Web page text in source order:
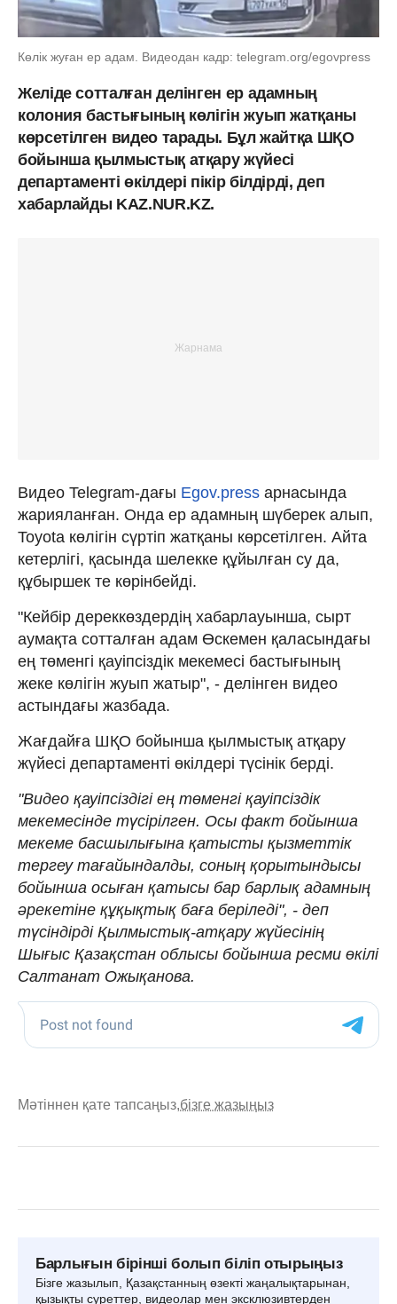
Көлік жуған ер адам. Видеодан кадр: telegram.org/egovpress
Желіде сотталған делінген ер адамның
колония бастығының көлігін жуып жатқаны
көрсетілген видео тарады. Бұл жайтқа ШҚО
бойынша қылмыстық атқару жүйесі
департаменті өкілдері пікір білдірді, деп
хабарлайды KAZ.NUR.KZ.
Видео Telegram-дағы Egov.press арнасында
жарияланған. Онда ер адамның шүберек алып,
Toyota көлігін сүртіп жатқаны көрсетілген. Айта
кетерлігі, қасында шелекке құйылған су да,
құбыршек те көрінбейді.
"Кейбір дереккөздердің хабарлауынша, сырт
аумақта сотталған адам Өскемен қаласындағы
ең төменгі қауіпсіздік мекемесі бастығының
жеке көлігін жуып жатыр", - делінген видео
астындағы жазбада.
Жағдайға ШҚО бойынша қылмыстық атқару
жүйесі департаменті өкілдері түсінік берді.
"Видео қауіпсіздігі ең төменгі қауіпсіздік
мекемесінде түсірілген. Осы факт бойынша
мекеме басшылығына қатысты қызметтік
тергеу тағайындалды, соның қорытындысы
бойынша осыған қатысы бар барлық адамның
әрекетіне құқықтық баға беріледі", - деп
түсіндірді Қылмыстық-атқару жүйесінің
Шығыс Қазақстан облысы бойынша ресми өкілі
Салтанат Ожықанова.
Мәтіннен қате тапсаңыз,бізге жазыңыз
Барлығын бірінші болып біліп отырыңыз
Бізге жазылып, Қазақстанның өзекті жаңалықтарынан,
қызықты суреттер, видеолар мен эксклюзивтерден